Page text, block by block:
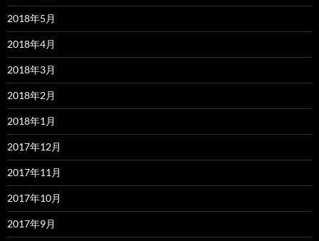
2018年5月
2018年4月
2018年3月
2018年2月
2018年1月
2017年12月
2017年11月
2017年10月
2017年9月